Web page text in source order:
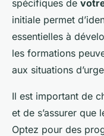
spécifiques de
initiale permet
essentielles à
les formations
aux situations
Il est important de
et de s’assurer que
Optez pour des